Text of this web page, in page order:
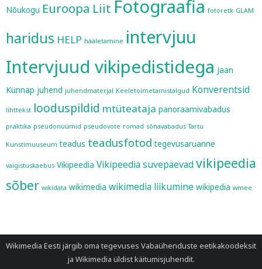
Nõukogu Euroopa Liit Fotograafia fotoretk GLAM
haridus HELP hääletamine intervjuu
Intervjuud vikipedistidega Jaan
Künnap juhend juhendmaterjal Keeletoimetamistalgud Konverentsid
lihttekst looduspildid mtüteataja panoraamivabadus
praktika pseudonüümid pseudovote romad sõnavabadus Tartu
Kunstimuuseum teadus teadusfotod tegevusaruanne
vaigistuskaebus Vikipeedia Vikipeedia suvepäevadvikipeedia
sõber wikidata wikimedia wikimedia liikumine wikipedia wmee
Wikimedia Eesti järgib oma tegevuses Vabaühenduste eetikakoodeksit
ja Wikimedia üldist käitumisjuhendit.